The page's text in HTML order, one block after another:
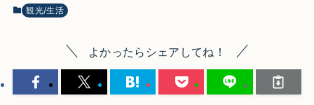
観光/生活
よかったらシェアしてね！